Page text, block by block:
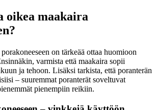
oikea maakaira
on tärkeää ottaa huomioon
varmista että maakaira sopii
ja tehoon. Lisäksi tarkista, että poranterän
– suuremmat poranterät soveltuvat
pienempiin reikiin.